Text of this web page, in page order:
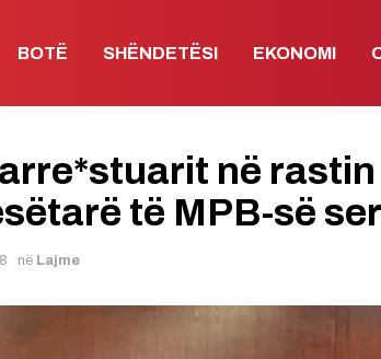
BOTË SHËNDETËSI EKONOMI
në rastin
të MPB-së
në Lajme